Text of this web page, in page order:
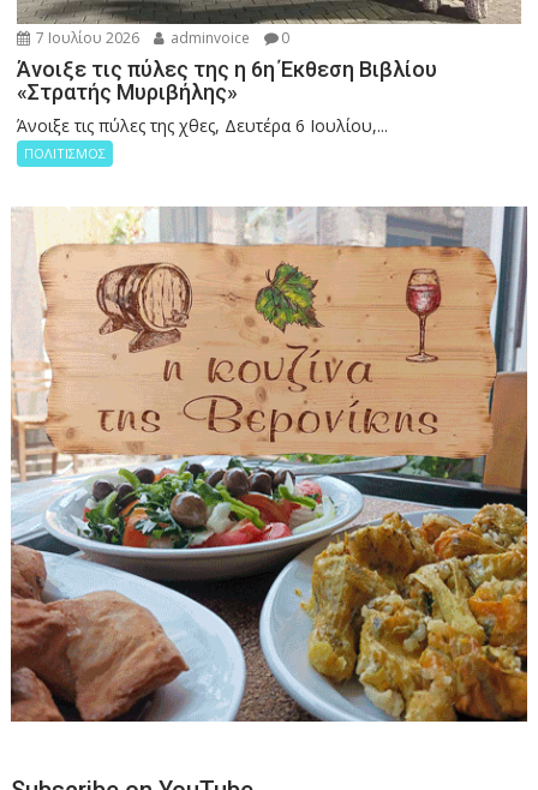
7 Ιουλίου 2026 adminvoice 0
Άνοιξε τις πύλες της η 6η Έκθεση Βιβλίου
«Στρατής Μυριβήλης»
Άνοιξε τις πύλες της χθες, Δευτέρα 6 Ιουλίου,...
ΠΟΛΙΤΙΣΜΟΣ